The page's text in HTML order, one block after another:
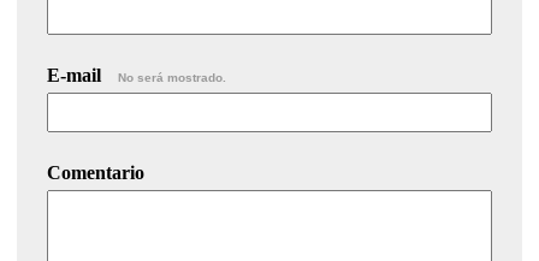
E-mail No será mostrado.
Comentario